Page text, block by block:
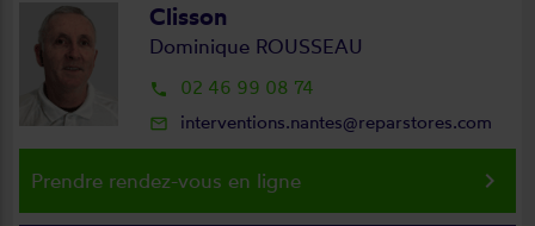
Clisson
Dominique ROUSSEAU
local_phone 02 46 99 08 74
mail_outline interventions.nantes@reparstores.com
Prendre rendez-vous en ligne keyboard_arrow_right